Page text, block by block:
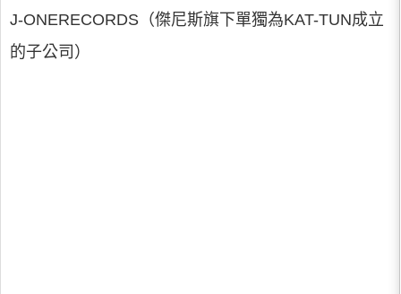
J-ONERECORDS（傑尼斯旗下單獨為KAT-TUN成立
的子公司）